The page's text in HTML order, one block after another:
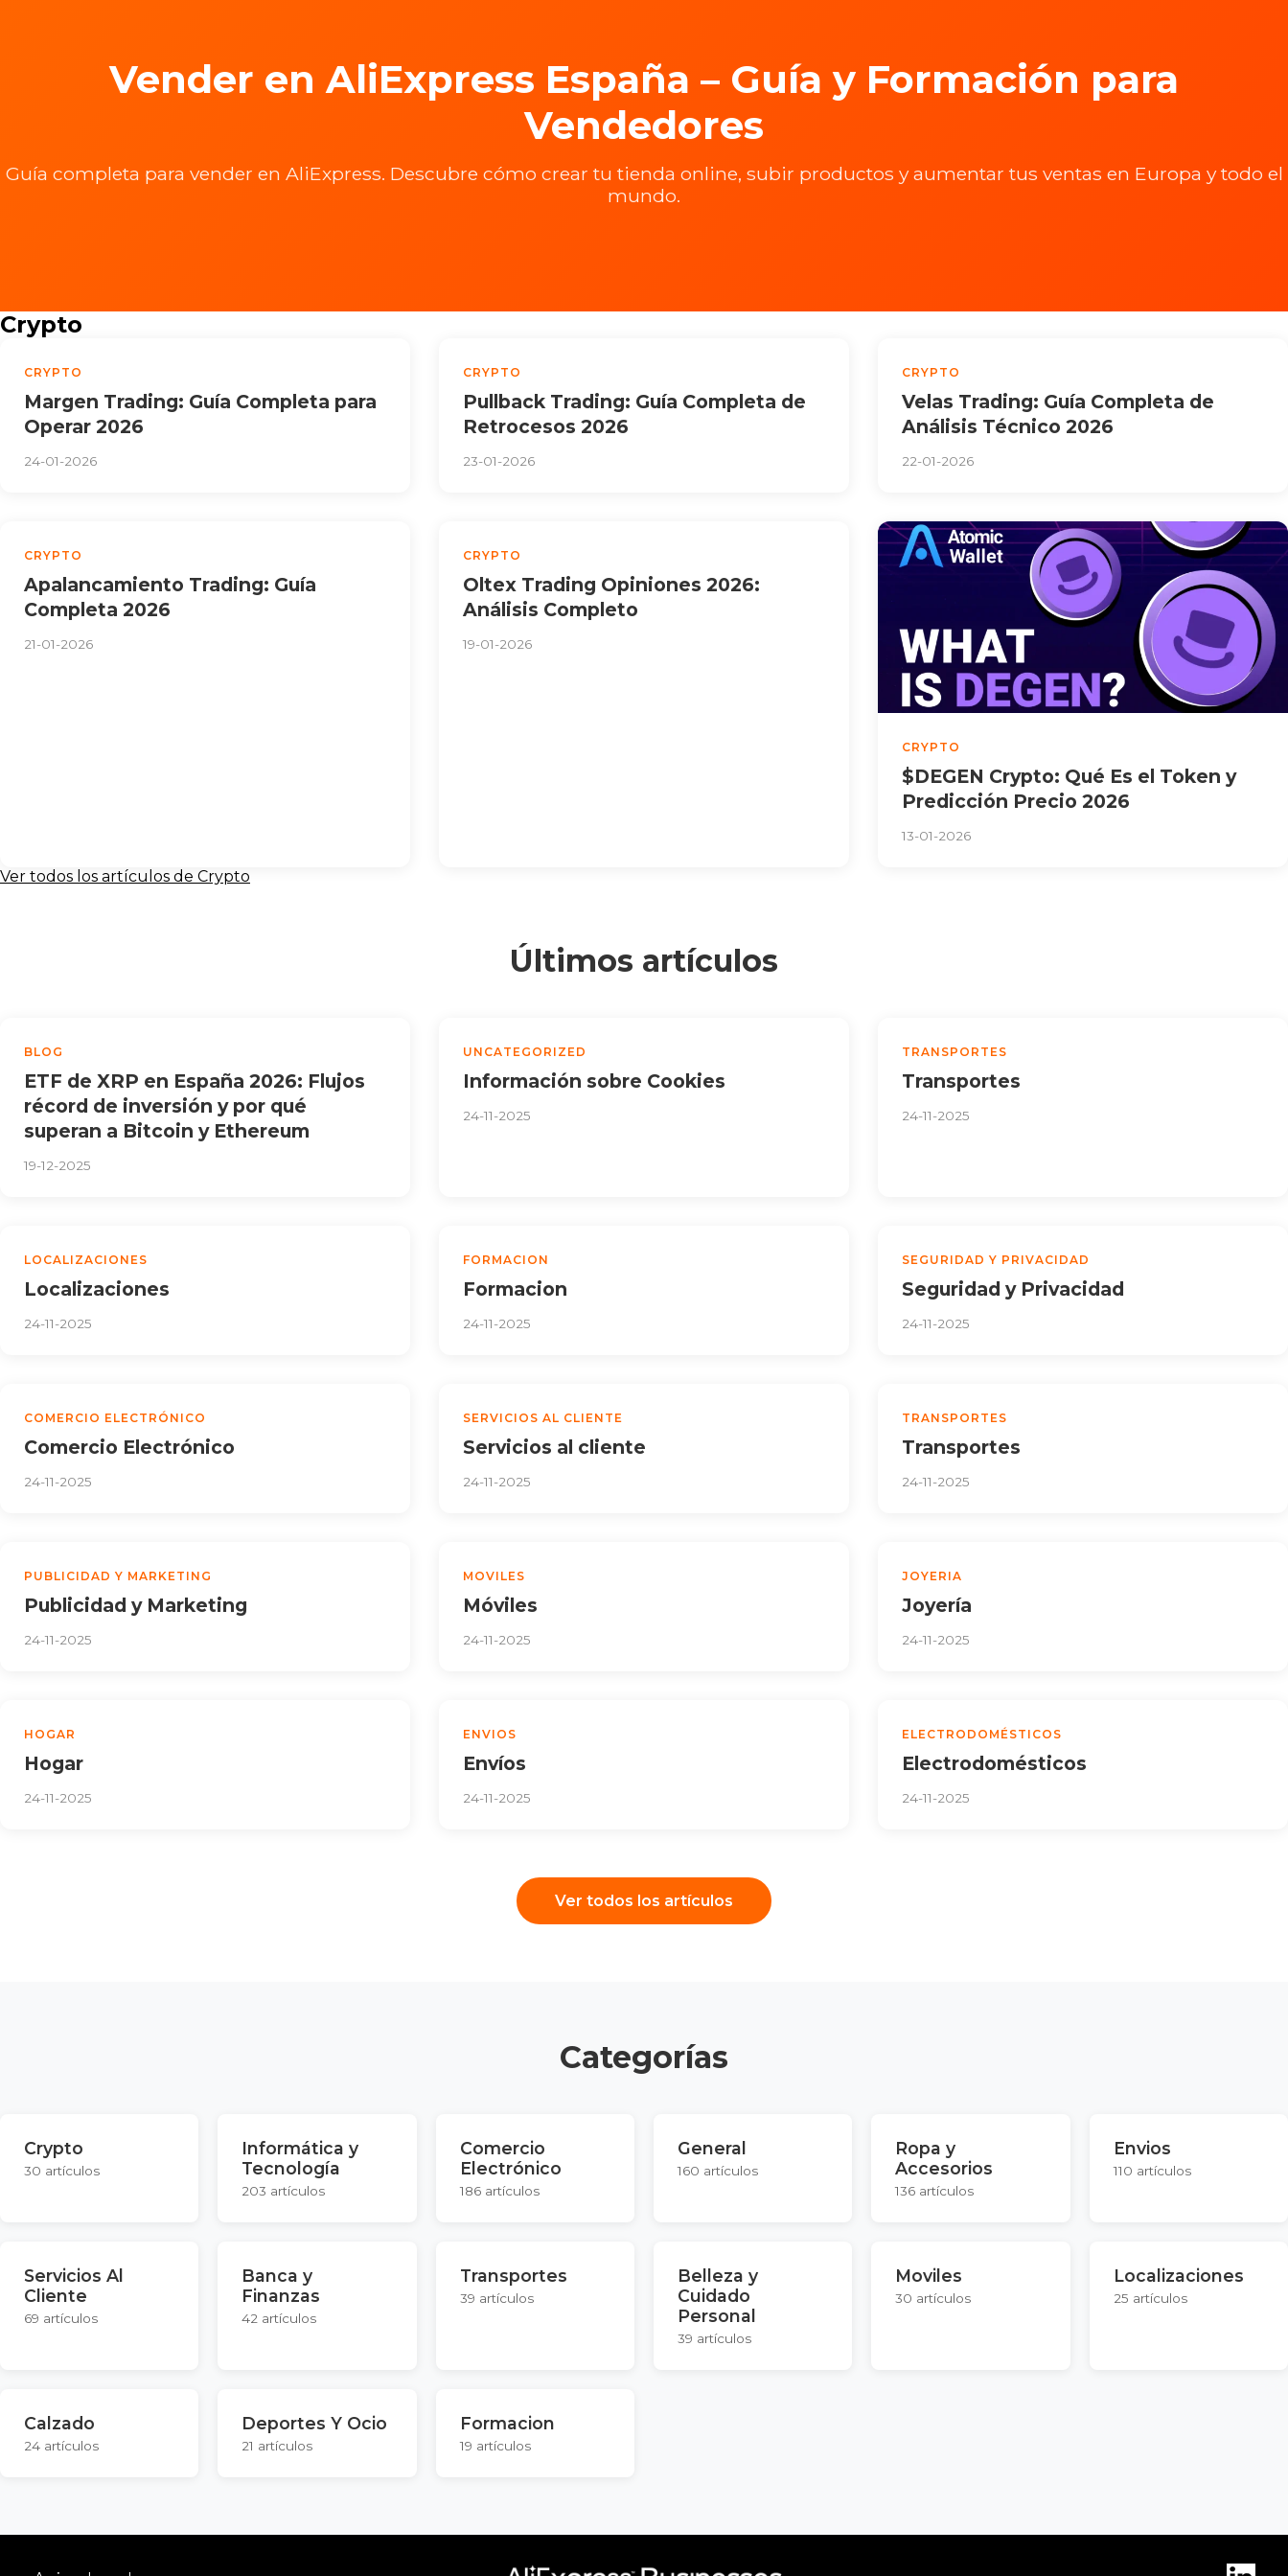
Vender en AliExpress España – Guía y Formación para
Vendedores
Guía completa para vender en AliExpress. Descubre cómo crear tu tienda online, subir productos y aumentar tus ventas en Europa y todo el
mundo.
Crypto
CRYPTO
Margen Trading: Guía Completa para
Operar 2026
24-01-2026
CRYPTO
Pullback Trading: Guía Completa de
Retrocesos 2026
23-01-2026
CRYPTO
Velas Trading: Guía Completa de
Análisis Técnico 2026
22-01-2026
CRYPTO
Apalancamiento Trading: Guía
Completa 2026
21-01-2026
CRYPTO
Oltex Trading Opiniones 2026:
Análisis Completo
19-01-2026
CRYPTO
$DEGEN Crypto: Qué Es el Token y
Predicción Precio 2026
13-01-2026
Ver todos los artículos de Crypto
Últimos artículos
BLOG
ETF de XRP en España 2026: Flujos
récord de inversión y por qué
superan a Bitcoin y Ethereum
19-12-2025
UNCATEGORIZED
Información sobre Cookies
24-11-2025
TRANSPORTES
Transportes
24-11-2025
LOCALIZACIONES
Localizaciones
24-11-2025
FORMACION
Formacion
24-11-2025
SEGURIDAD Y PRIVACIDAD
Seguridad y Privacidad
24-11-2025
COMERCIO ELECTRÓNICO
Comercio Electrónico
24-11-2025
SERVICIOS AL CLIENTE
Servicios al cliente
24-11-2025
TRANSPORTES
Transportes
24-11-2025
PUBLICIDAD Y MARKETING
Publicidad y Marketing
24-11-2025
MOVILES
Móviles
24-11-2025
JOYERIA
Joyería
24-11-2025
HOGAR
Hogar
24-11-2025
ENVIOS
Envíos
24-11-2025
ELECTRODOMÉSTICOS
Electrodomésticos
24-11-2025
Ver todos los artículos
Categorías
Crypto
30 artículos
Informática y
Tecnología
203 artículos
Comercio
Electrónico
186 artículos
General
160 artículos
Ropa y
Accesorios
136 artículos
Envios
110 artículos
Servicios Al
Cliente
69 artículos
Banca y
Finanzas
42 artículos
Transportes
39 artículos
Belleza y
Cuidado
Personal
39 artículos
Moviles
30 artículos
Localizaciones
25 artículos
Calzado
24 artículos
Deportes Y Ocio
21 artículos
Formacion
19 artículos